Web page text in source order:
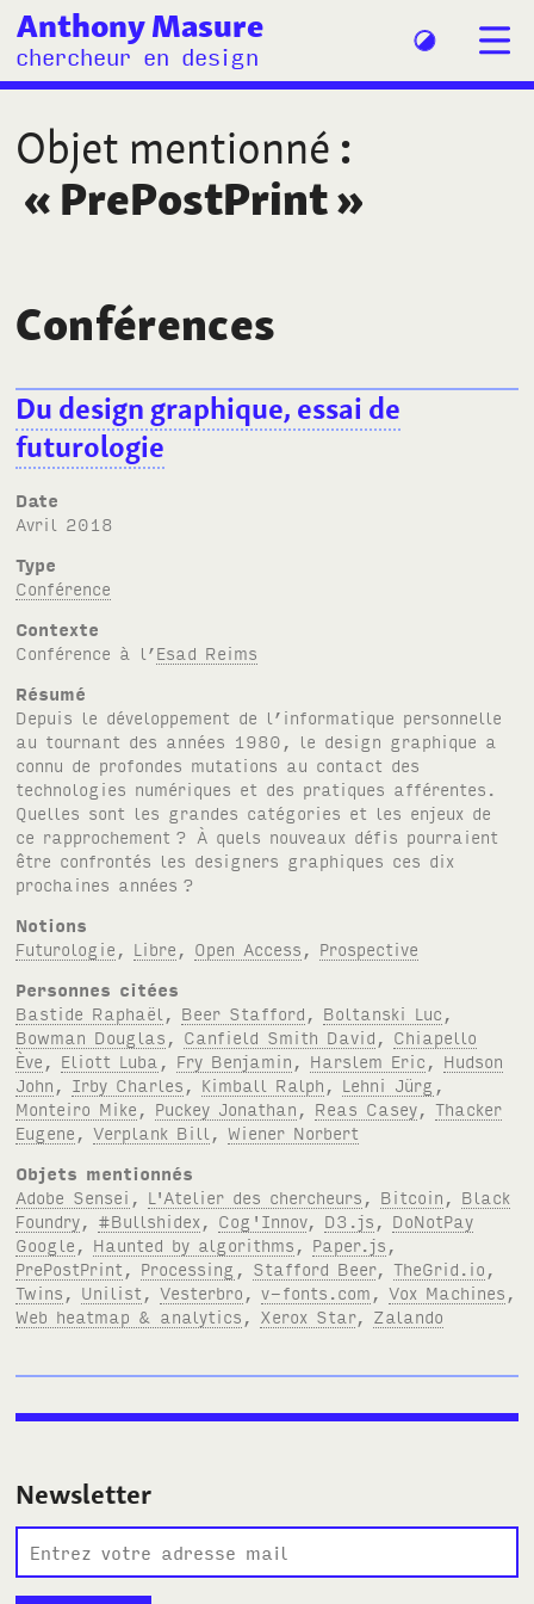
Anthony Masure
chercheur en design
Objet mentionné :
« PrePostPrint»
Conférences
Du design graphique, essai de
futurologie
Date
avril 2018
Type
Conférence
Contexte
Conférence à l’Esad Reims
Résumé
Depuis le développement de l’informatique personnelle
au tournant des années 1980, le design graphique a
connu de profondes mutations au contact des
technologies numériques et des pratiques afférentes.
Quelles sont les grandes catégories et les enjeux de
ce rapprochement ? À quels nouveaux défis pourraient
être confrontés les designers graphiques ces dix
prochaines années ?
Notions
Futurologie
Libre Open Access
Prospective
Personnes citées
Bastide Raphaël
Beer Stafford Boltanski Luc
Bowman Douglas
Canfield Smith David
Chiapello
Ève
Eliott Luba Fry Benjamin Harslem Eric
Hudson
John
Irby Charles Kimball Ralph Lehni Jürg
Monteiro Mike
Puckey Jonathan Reas Casey ,Thacker
Eugene ,Verplank Bill ,Wiener Norbert
Objets mentionnés
Adobe Sensei
L'Atelier des chercheurs Bitcoin
Black
Foundry
#Bullshidex Cog'Innov, D3.js
DoNotPay
Google
Haunted by algorithms Paper.js
PrePostPrint
Processing Stafford Beer,TheGrid.io
Twins
Unilist ,Vesterbro ,v-fonts.com ,Vox Machines
Web heatmap & analytics
Xerox Star, Zalando
Newsletter